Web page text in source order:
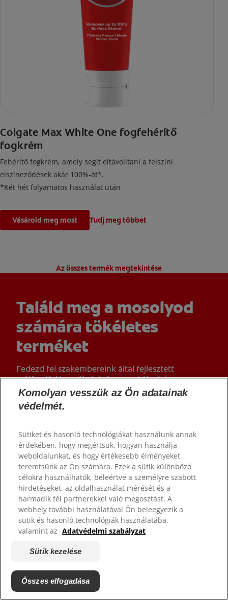
Colgate Max White One fogfehérítő
fogkrém
Fehérítő fogkrém, amely segít eltávolítani a felszíni
elszíneződések akár 100%-át*.
*Két hét folyamatos használat után
Vásárold meg most Tudj meg többet
Az összes termék megtekintése
Találd meg a mosolyod
számára tökéletes
terméket
Fedezd fel szakembereink által fejlesztett
szájápolási termékeink és megoldásaink
választékát, amelyek a mosolyodnak vannak
kitalálva. Használd a keresőt és találd meg a
tökéletes terméket!
Találd meg a megfelelő terméket
Komolyan vesszük az Ön adatainak
védelmét.
Sütiket és hasonló technológiákat használunk annak
érdekében, hogy megértsük, hogyan használja
weboldalunkat, és hogy értékesebb élményeket
teremtsünk az Ön számára. Ezek a sütik különböző
célokra használhatók, beleértve a személyre szabott
hirdetéseket, az oldalhasználat mérését és a
harmadik fél partnerekkel való megosztást. A
webhely további használatával Ön beleegyezik a
sütik és hasonló technológiák használatába,
valamint az Adatvédelmi szabályzat
Sütik kezelése
Összes elfogadása